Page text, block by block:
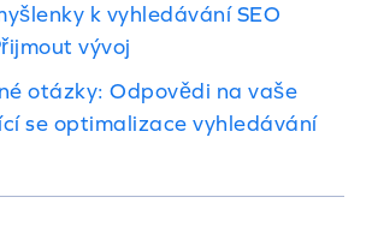
k vyhledávání SEO
vývoj
otázky: Odpovědi na vaše
se optimalizace vyhledávání